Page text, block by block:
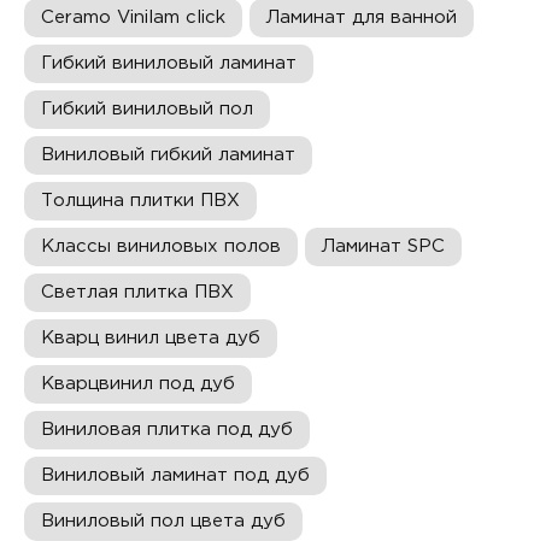
Ceramo Vinilam click Ламинат для ванной
Гибкий виниловый ламинат
Гибкий виниловый пол
Виниловый гибкий ламинат
Толщина плитки ПВХ
Классы виниловых полов Ламинат SPC
Светлая плитка ПВХ
Кварц винил цвета дуб
Кварцвинил под дуб
Виниловая плитка под дуб
Виниловый ламинат под дуб
Виниловый пол цвета дуб